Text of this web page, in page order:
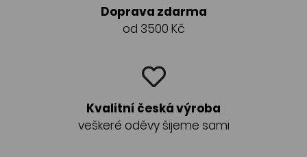
Doprava zdarma
od 3500 Kč
Kvalitní česká výroba
veškeré oděvy šijeme sami